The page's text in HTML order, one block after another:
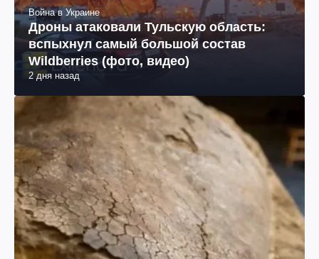
Война в Украине
Дроны атаковали Тульскую область:
вспыхнул самый большой состав
Wildberries (фото, видео)
2 дня назад